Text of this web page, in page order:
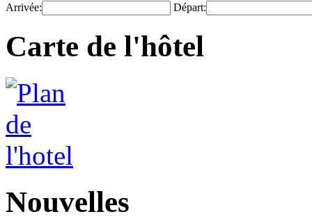
Arrivée: Départ:
Carte de l'hôtel
Nouvelles